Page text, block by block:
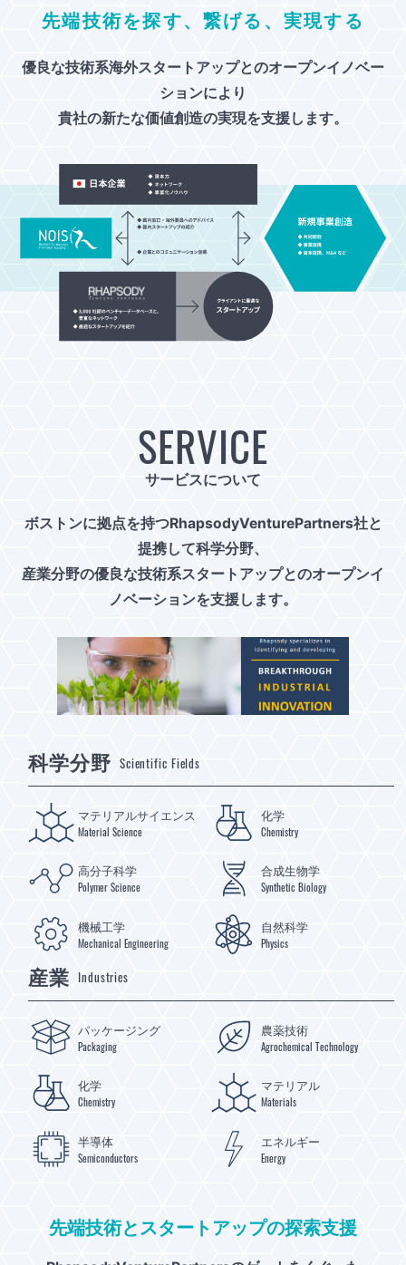
先端技術を探す、繋げる、実現する
優良な技術系海外スタートアップとのオープンイノベー
ションにより
貴社の新たな価値創造の実現を支援します。
SERVICE
サービスについて
ボストンに拠点を持つRhapsodyVenturePartners社と
提携して科学分野、
産業分野の優良な技術系スタートアップとのオープンイ
ノベーションを支援します。
科学分野 Scientific Fields
マテリアルサイエンス
Material Science
化学
Chemistry
高分子科学
Polymer Science
合成生物学
Synthetic Biology
機械工学
Mechanical Engineering
自然科学
Physics
産業 Industries
パッケージング
Packaging
農薬技術
Agrochemical Technology
化学
Chemistry
マテリアル
Materials
半導体
Semiconductors
エネルギー
Energy
先端技術とスタートアップの探索支援